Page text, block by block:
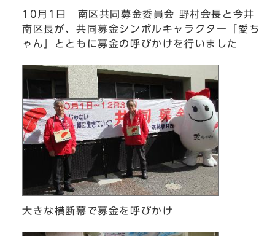
10月1日 南区共同募金委員会 野村会長と今井
南区長が、共同募金シンボルキャラクター「愛ち
ゃん」とともに募金の呼びかけを行いました
大きな横断幕で募金を呼びかけ